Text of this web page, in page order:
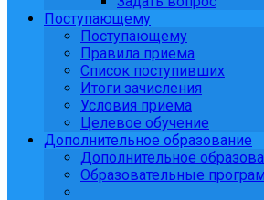
Поступающему
Поступающему
Правила приема
Список поступивших
Итоги зачисления
Условия приема
Целевое обучение
Дополнительное образование
Дополнительное
Образовательные